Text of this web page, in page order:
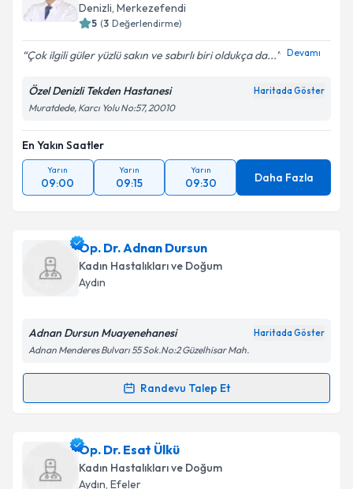
Denizli, Merkezefendi
5 (3 Değerlendirme)
Çok ilgili güler yüzlü sakın ve sabırlı biri oldukça da... Devamı
Özel Denizli Tekden Hastanesi Haritada Göster
Muratdede, Karcı Yolu No:57, 20010
En Yakın Saatler
Yarın
09:00
Yarın
09:15
Yarın
09:30 Daha Fazla
Op. Dr. Adnan Dursun
Kadın Hastalıkları ve Doğum
Aydın
Adnan Dursun Muayenehanesi Haritada Göster
Adnan Menderes Bulvarı 55 Sok.No:2 Güzelhisar Mah.
Randevu Talep Et
Randevu Takvimi Talebi
Op. Dr. Adnan Dursuniçin randevu takvimi talebi
oluşturun. Size bu uzmandan randevu almanız için bir
takvim hazırlandığında e-posta ile bilgilendireceğiz.
Op. Dr. Esat Ülkü
Kadın Hastalıkları ve Doğum
Aydın, Efeler